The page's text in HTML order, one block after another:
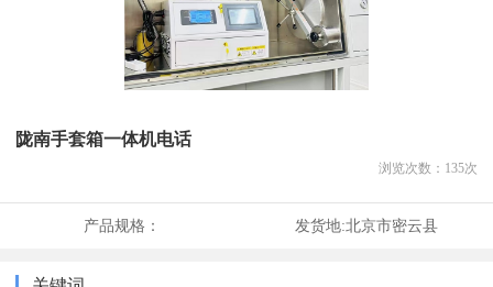
陇南手套箱一体机电话
浏览次数： 135次
产品规格： 发货地:北京市密云县